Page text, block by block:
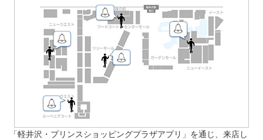
「軽井沢・プリンスショッピングプラザアプリ」を通じ、来店し